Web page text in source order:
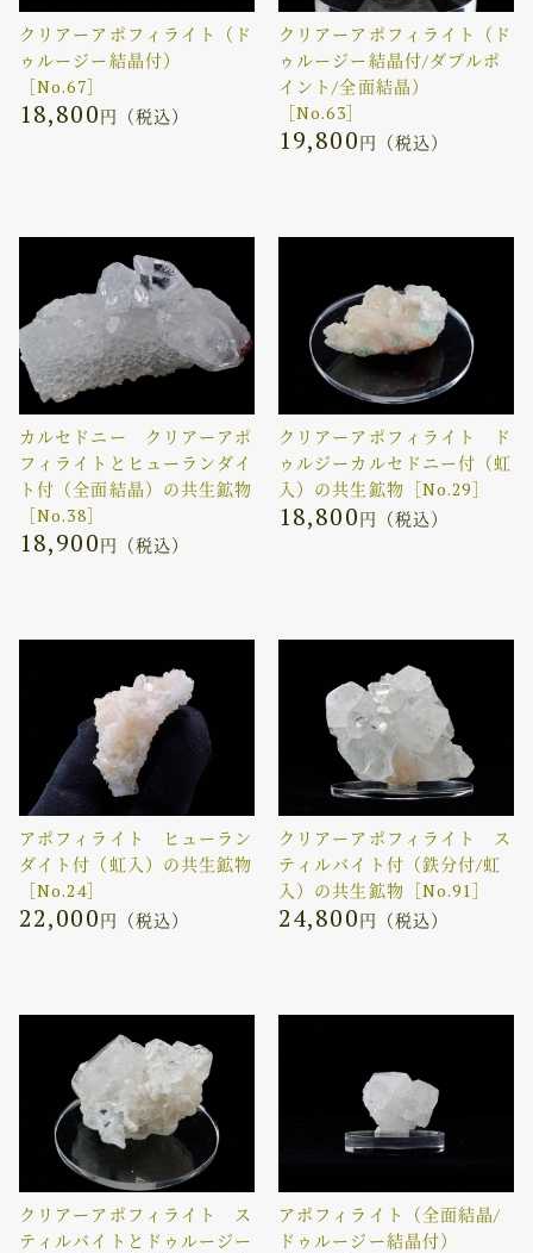
クリアーアポフィライト（ド
ゥルージー結晶付）
［No.67］
18,800円（税込）
クリアーアポフィライト（ド
ゥルージー結晶付/ダブルポ
イント/全面結晶）
［No.63］
19,800円（税込）
カルセドニー クリアーアポ
フィライトとヒューランダイ
ト付（全面結晶）の共生鉱物
［No.38］
18,900円（税込）
クリアーアポフィライト ド
ゥルジーカルセドニー付（虹
入）の共生鉱物［No.29］
18,800円（税込）
アポフィライト ヒューラン
ダイト付（虹入）の共生鉱物
［No.24］
22,000円（税込）
クリアーアポフィライト ス
ティルバイト付（鉄分付/虹
入）の共生鉱物［No.91］
24,800円（税込）
クリアーアポフィライト ス
ティルバイトとドゥルージー
アポフィライト（全面結晶/
ドゥルージー結晶付）